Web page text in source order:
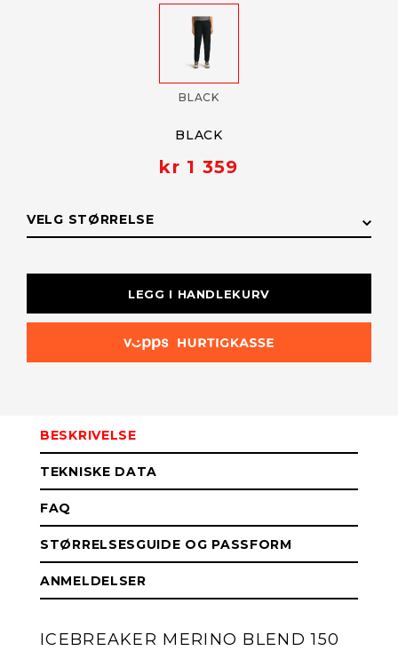
BLACK
BLACK
kr 1 359
VELG STØRRELSE
STØRRELSE LAGERSTATUS
S På lager
LEGG I HANDLEKURV
BESKRIVELSE
TEKNISKE DATA
FAQ
STØRRELSESGUIDE OG PASSFORM
ANMELDELSER
ICEBREAKER MERINO BLEND 150